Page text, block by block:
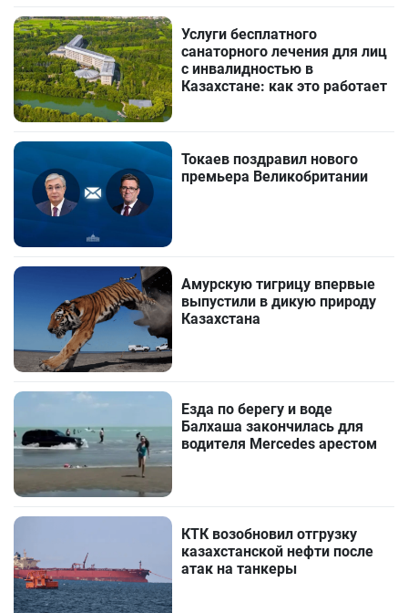
Услуги бесплатного
санаторного лечения для лиц
с инвалидностью в
Казахстане: как это работает
Токаев поздравил нового
премьера Великобритании
Амурскую тигрицу впервые
выпустили в дикую природу
Казахстана
Езда по берегу и воде
Балхаша закончилась для
водителя Mercedes арестом
КТК возобновил отгрузку
казахстанской нефти после
атак на танкеры